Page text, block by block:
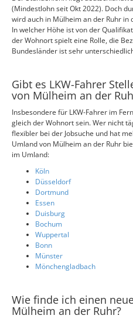
(Mindestlohn seit Okt 2022). Doch
wird auch in Mülheim an der Ruhr
In welcher Höhe ist von der
der Wohnort spielt eine Rolle, die
Bundesländer ist sehr
Gibt es LKW-Fahrer
von Mülheim an der
Insbesondere für LKW-Fahrer im
gleich der Wohnort sein. Wer nicht
flexibler bei der Jobsuche und hat
Umland von Mülheim an der Ruhr
im Umland:
Köln
Düsseldorf
Dortmund
Essen
Duisburg
Bochum
Wuppertal
Bonn
Münster
Mönchengladbach
Wie finde ich einen
Mülheim an der Ruhr?